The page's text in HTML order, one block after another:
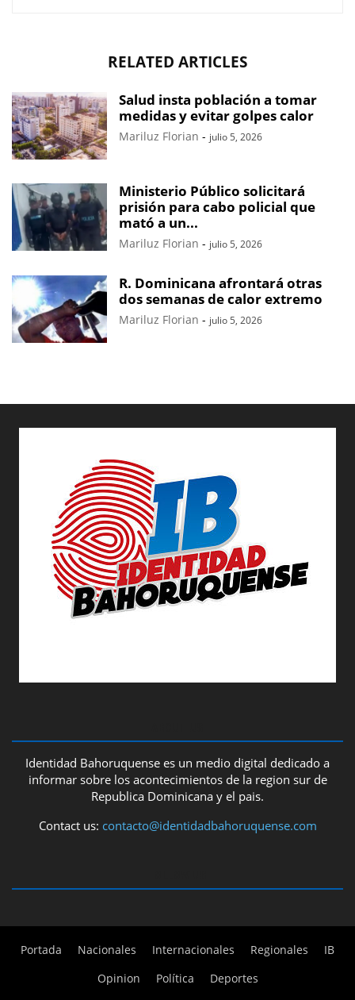
RELATED ARTICLES
Salud insta población a tomar
medidas y evitar golpes calor
Mariluz Florian - julio 5, 2026
Ministerio Público solicitará
prisión para cabo policial que
mató a un...
Mariluz Florian - julio 5, 2026
R. Dominicana afrontará otras
dos semanas de calor extremo
Mariluz Florian - julio 5, 2026
Identidad Bahoruquense es un medio digital dedicado a
informar sobre los acontecimientos de la region sur de
Republica Dominicana y el pais.
Contact us: contacto@identidadbahoruquense.com
Portada Nacionales Internacionales Regionales
IB
Opinion
Política Deportes